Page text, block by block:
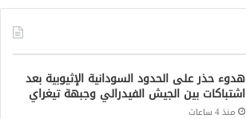
هدوء حذر على الحدود السودانية الإثيوبية بعد
اشتباكات بين الجيش الفيدرالي وجبهة تيغراي
منذ 4 ساعات